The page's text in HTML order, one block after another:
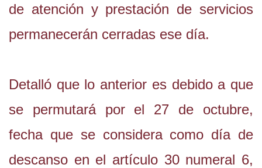
de atención y prestación de servicios
permanecerán cerradas ese día.
Detalló que lo anterior es debido a que
se permutará por el 27 de octubre,
fecha que se considera como día de
descanso en el artículo 30 numeral 6,